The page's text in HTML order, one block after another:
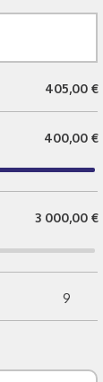
405,00 €
400,00 €
3 000,00 €
9